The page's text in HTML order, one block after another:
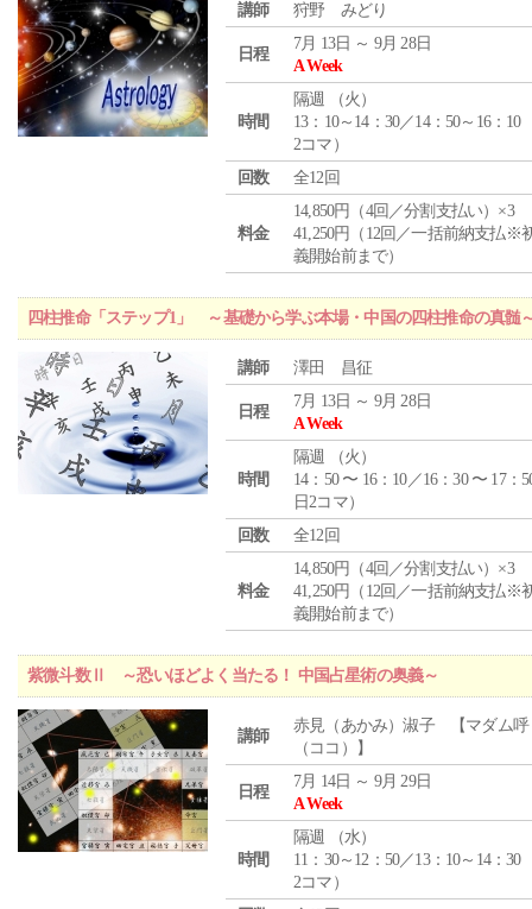
講師 狩野 みどり
日程
7月 13日 ～ 9月 28日
A Week
時間
隔週 （火 ）
13：10～14：30／14：50～16：10
2コマ）
回数
全12回
料金
14,850円（4回／分割支払い）×3
41,250円（12回／一括前納支払※
義開始前まで）
四柱推命「ステップ1」 ～基礎から学ぶ本場・中国の四柱推命の真髄
講師 澤田 昌征
日程
7月 13日 ～ 9月 28日
A Week
時間
隔週 （火 ）
14：50 〜 16：10／16：30 〜 17：
日2コマ）
回数
全12回
料金
14,850円（4回／分割支払い）×3
41,250円（12回／一括前納支払※
義開始前まで）
紫微斗数Ⅱ ～恐いほどよく当たる！ 中国占星術の奥義～
講師
赤見（あかみ）淑子 【マダム呼
（ココ）】
日程
7月 14日 ～ 9月 29日
A Week
時間
隔週 （水）
11：30～12：50／13：10～14：30
2コマ）